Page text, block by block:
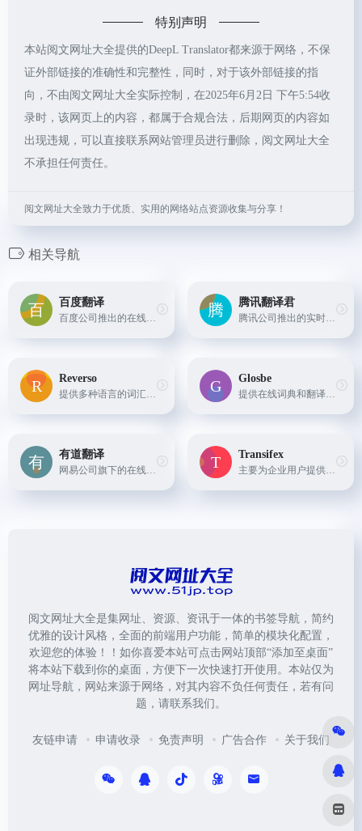
特别声明
本站阅文网址大全提供的DeepL Translator都来源于网络，不保
证外部链接的准确性和完整性，同时，对于该外部链接的指
向，不由阅文网址大全实际控制，在2025年6月2日 下午5:54收
录时，该网页上的内容，都属于合规合法，后期网页的内容如
出现违规，可以直接联系网站管理员进行删除，阅文网址大全
不承担任何责任。
阅文网址大全致力于优质、实用的网络站点资源收集与分享！
相关导航
百度翻译
百度公司推出的在线翻译工具，提供超过200种语言的翻译服务，以及图片、文档等多种形式的内容翻译。
腾讯翻译君
腾讯公司推出的实时翻译软件，支持多种语言文字和语音翻译。
Reverso
提供多种语言的词汇、短语和句子翻译，并带有大量例句供参考。
Glosbe
提供在线词典和翻译引擎，用户可以搜索到大量的双语例句和短语
有道翻译
网易公司旗下的在线翻译工具，提供多语种之间的文本翻译、网页翻译、文档翻译以及拍照翻译等多种功能，同时还有智能词典查询服务，支持海量词汇和例句学习。
Transifex
主要为企业用户提供全球化解决方案，包括在线翻译协作平台和本地化管理工具。
阅文网址大全是集网址、资源、资讯于一体的书签导航，简约
优雅的设计风格，全面的前端用户功能，简单的模块化配置，
欢迎您的体验！！如你喜爱本站可点击网站顶部“添加至桌面”
将本站下载到你的桌面，方便下一次快速打开使用。本站仅为
网址导航，网站来源于网络，对其内容不负任何责任，若有问
题，请联系我们。
友链申请 申请收录 免责声明 广告合作 关于我们